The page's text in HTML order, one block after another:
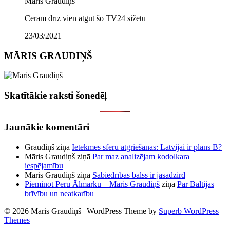
Ceram drīz vien atgūt šo TV24 sižetu
23/03/2021
MĀRIS GRAUDIŅŠ
Skatītākie raksti šonedēļ
Jaunākie komentāri
Graudiņš ziņā Ietekmes sfēru atgriešanās: Latvijai ir plāns B?
Māris Graudiņš ziņā Par maz analizējam kodolkara
iespējamību
Māris Graudiņš ziņā Sabiedrības balss ir jāsadzird
Pieminot Pēru Ālmarku – Māris Graudiņš ziņā Par Baltijas
brīvību un neatkarību
© 2026 Māris Graudiņš | WordPress Theme by Superb WordPress
Themes